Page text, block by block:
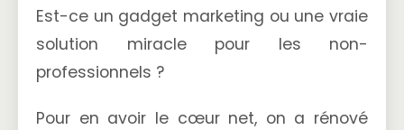
Est-ce un gadget marketing ou une vraie
solution miracle pour les non-
professionnels ?
Pour en avoir le cœur net, on a rénové